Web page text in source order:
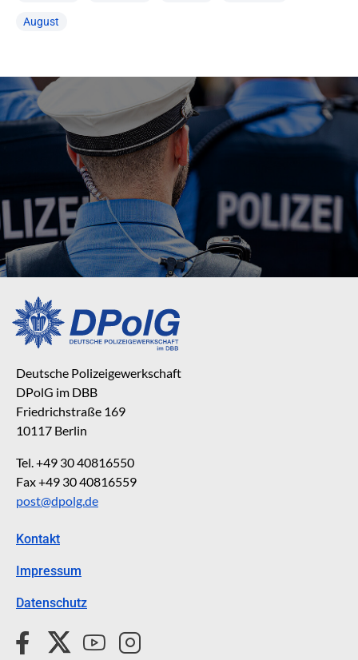
August
Deutsche Polizeigewerkschaft
DPolG im DBB
Friedrichstraße 169
10117 Berlin
Tel. +49 30 40816550
Fax +49 30 40816559
post@dpolg.de
Kontakt
Impressum
Datenschutz